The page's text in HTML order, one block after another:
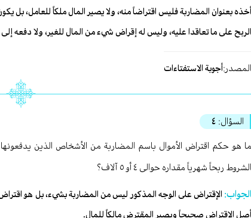
أخذه بعنوان المضاربة فليس اقتراضاً منه، ولا يصير المال ملكاً للعامل، بل
الربح على ما تعاقدا عليه، وليس له إقراض شيء من المال للغير، ولا دفعه
المصدر:أجوبة الاستفتاءات
السؤال: ٤
الشروط ربحاً شهرياً مقداره حوالى ٤ أو ٥ آلاف؟
الجواب: الإقتراض على الوجه المذكور ليس من المضاربة بشيء، بل هو اقتراض
أصل الإقتراض صحيحاً ويصير المقترض مالكاً للمال.